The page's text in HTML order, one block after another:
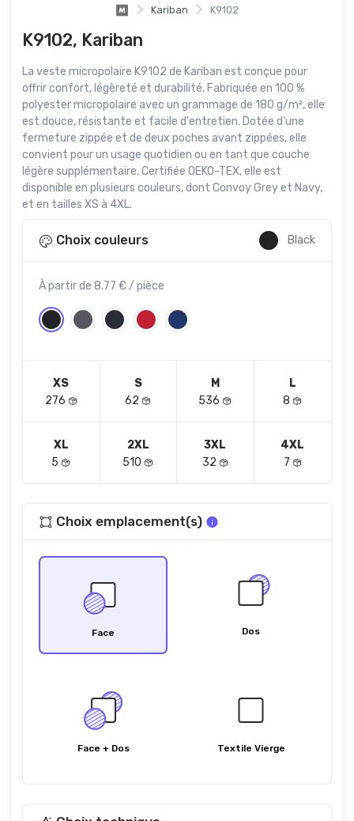
Kariban K9102
K9102, Kariban
La veste micropolaire K9102 de Kariban est conçue pour
offrir confort, légèreté et durabilité. Fabriquée en 100 %
polyester micropolaire avec un grammage de 180 g/m², elle
est douce, résistante et facile d'entretien. Dotée d'une
fermeture zippée et de deux poches avant zippées, elle
convient pour un usage quotidien ou en tant que couche
légère supplémentaire. Certifiée OEKO-TEX, elle est
disponible en plusieurs couleurs, dont Convoy Grey et Navy,
et en tailles XS à 4XL.
Choix couleurs Black
À partir de 8.77 € / pièce
XS
276
S
62
M
536
L
8
XL
5
2XL
510
3XL
32
4XL
7
Choix emplacement(s)
Face Dos
Face + Dos Textile Vierge